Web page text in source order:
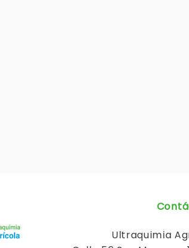
Ultraquimia